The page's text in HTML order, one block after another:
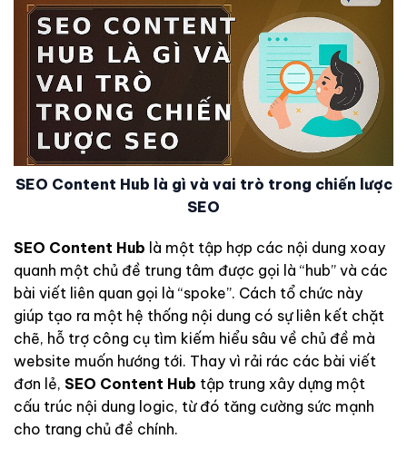
SEO Content Hub là gì và vai trò trong chiến lược
SEO
SEO Content Hub là một tập hợp các nội dung xoay
quanh một chủ đề trung tâm được gọi là “hub” và các
bài viết liên quan gọi là “spoke”. Cách tổ chức này
giúp tạo ra một hệ thống nội dung có sự liên kết chặt
chẽ, hỗ trợ công cụ tìm kiếm hiểu sâu về chủ đề mà
website muốn hướng tới. Thay vì rải rác các bài viết
đơn lẻ, SEO Content Hub tập trung xây dựng một
cấu trúc nội dung logic, từ đó tăng cường sức mạnh
cho trang chủ đề chính.